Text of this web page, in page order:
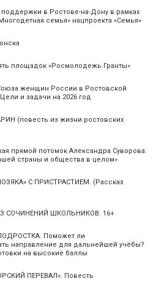
в Ростове-на-Дону в рамках
семья» нацпроекта «Семья»
площадок «Росмолодежь.Гранты»
женщин России в Ростовской
и задачи на 2026 год
(повесть из жизни ростовских
прямой потомок Александра Суворова:
страны и общества в целом»
С ПРИСТРАСТИЕМ. (Рассказ
СОЧИНЕНИЙ ШКОЛЬНИКОВ. 16+
Поможет ли
направление для дальнейшей учёбы?
на высокие баллы
ПЕРЕВАЛ». Повесть